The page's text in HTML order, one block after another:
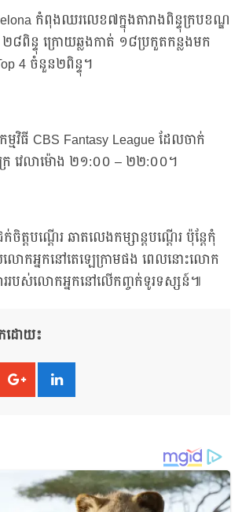
កំពុងឈរលេខ៧ក្នុងតារាងពិន្ទុក្របខណ្ឌ
៨ពិន្ទុ ក្រោយឆ្លងកាត់ ១៨ប្រកួតកន្លងមក
4 ចំនួន២ពិន្ទុ។
ម្មវិធី CBS Fantasy League ដែលចាក់
ក្រ វេលាម៉ោង ២១:០០ – ២២:០០។
ត្តបណ្តើរ ឆាតលេងកម្សាន្តបណ្តើរ ប៉ុន្តែកុំ
លោកអ្នកនៅតេឡេក្រាមផង ពេលនោះលោក
របស់លោកអ្នកនៅលើកញ្ចក់ទូរទស្សន៍៕
ដោយ៖